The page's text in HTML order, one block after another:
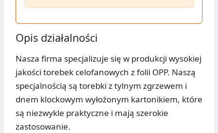
Opis działalności
Nasza firma specjalizuje się w produkcji wysokiej
jakości torebek celofanowych z folii OPP. Naszą
specjalnością są torebki z tylnym zgrzewem i
dnem klockowym wyłożonym kartonikiem, które
są niezwykle praktyczne i mają szerokie
zastosowanie.